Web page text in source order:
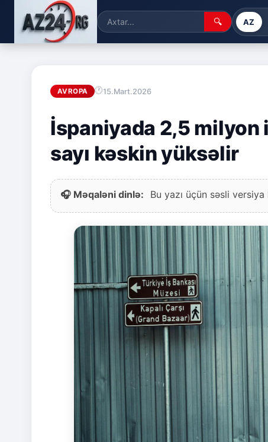
🔍 AZ
AVROPA 15.Mart.2026
İspaniyada 2,5
sayı kəskin yüksəlir
🎧 Məqaləni dinlə: Bu yazı üçün səsli versiya